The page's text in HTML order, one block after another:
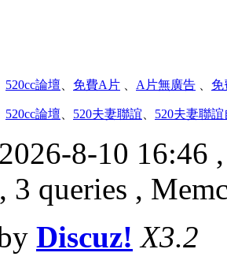
520cc論壇 免費A片 A片無廣告 免
520cc論壇 520夫妻聯誼 520夫妻聯
8-10 16:46
3 queries ,
Discuz! X3.2